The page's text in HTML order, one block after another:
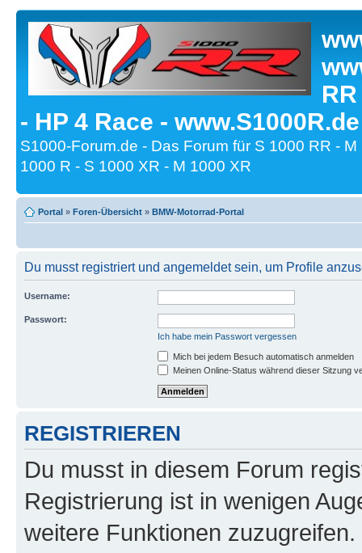
- HP 4 Race -
S1000-Forum.de - Das Forum für S 1000 RR -
1000 R - S 1000 XR - M 1000 XR
Portal » Foren-Übersicht » BMW-Motorrad-Portal
Du musst registriert und angemeldet sein, um Profile
Username:
Passwort:
Ich habe mein Passwort vergessen
Mich bei jedem Besuch automatisch anmelden
Meinen Online-Status während dieser Sitzung
REGISTRIEREN
Du musst in diesem Forum
Registrierung ist in wenigen
weitere Funktionen